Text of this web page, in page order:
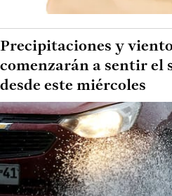
Precipitaciones y
comenzarán a sentir el
desde este miércoles